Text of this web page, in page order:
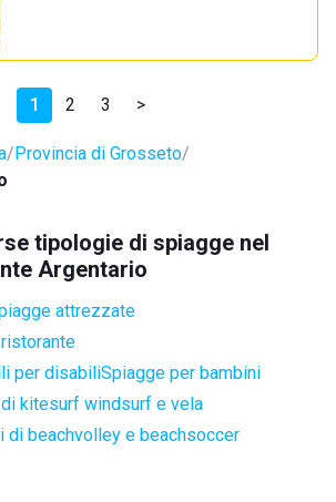
1 2 3 >
Provincia di Grosseto
tipologie di spiagge nel
Argentario
attrezzate
per disabiliSpiagge per bambini
kitesurf windsurf e vela
di beachvolley e beachsoccer